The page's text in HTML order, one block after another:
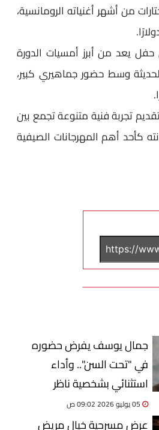
يوم 26 يوليو، حيث يقدم مختارات من أشهر أغنياته الرومانسية،
مهرجان «أعياد بيروت» يوم 28 يوليو، في حفل يعد من أبرز أمسيات الدورة
وسط حضور جماهيري كبير،
تجربة فنية متنوعة تجمع بين
كأحد أهم المهرجانات الصيفية
جمال يوسف يفرض حضوره
في "تحت السن".. وأداء
استثنائي بشخصية ناظر
المدرسة
عرض مسرحية خيال مريض